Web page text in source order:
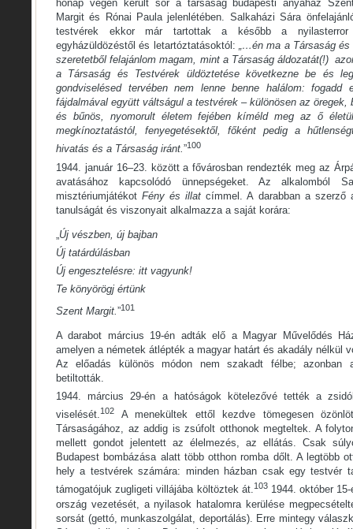
hónap végén került sor a társaság budapesti anyaház
Margit és Rónai Paula jelenlétében. Salkaházi Sára
testvérek ekkor már tartottak a később a nyilasterror
egyházüldözéstől és letartóztatásoktól: „…én ma a Társaság
szeretetből felajánlom magam, mint a Társaság áldozatát(!)
a Társaság és Testvérek üldöztetése következne be és
gondviselésed tervében nem lenne benne halálom:
fájdalmával együtt váltságul a testvérek – különösen az öregek,
és bűnös, nyomorult életem fejében kíméld meg az ő
megkínoztatástól, fenyegetésektől, főként pedig a
hivatás és a Társaság iránt.”100
1944. január 16–23. között a fővárosban rendezték meg az
avatásához kapcsolódó ünnepségeket. Az alkalomból
misztériumjátékotFény és illat címmel. A darabban a szerző
tanulságát és viszonyait alkalmazza a saját korára:
Új vészben, új bajban
Új tatárdúlásban
Új engesztelésre: itt vagyunk!
Te könyörögj értünk
Szent Margit.”101
A darabot március 19-én adták elő a Magyar Művelődés
amelyen a németek átlépték a magyar határt és akadály nélkül
Az előadás különös módon nem szakadt félbe; azonban
betiltották.
1944. március 29-én a hatóságok kötelezővé tették a
viselését.102
A menekültek ettől kezdve tömegesen
Társaságához, az addig is zsúfolt otthonok megteltek. A
mellett gondot jelentett az élelmezés, az ellátás. Csak
Budapest bombázása alatt több otthon romba dőlt. A legtöbb
hely a testvérek számára: minden házban csak egy testvér
támogatójuk zugligeti villájába költöztek át.1031944. október
ország vezetését, a nyilasok hatalomra kerülése
sorsát (gettó, munkaszolgálat, deportálás). Erre mintegy